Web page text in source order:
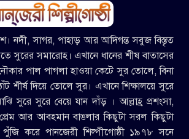
নদী, সাগর, পাহাড় আর আদিগন্ত সবুজ বিস্তৃত
সুরের সমারোহ। এখানে ধানের শীষ বাতাসের
পাল পাগলা হাওয়া কেটে সুর তোলে, বিনা
শীর্ষ দিয়ে তোলে সুর। এখানে শিক্ষালয়ে সুরে
সুরে সুরে বেয়ে যান দাঁড় । আল্লাহ্র প্রশংসা,
আর আবহমান বাঙলার কিছুটা সরল কিছুটা
পুঁজি করে পানজেরী শিল্পীগোষ্ঠী ১৯৭৮ সনে